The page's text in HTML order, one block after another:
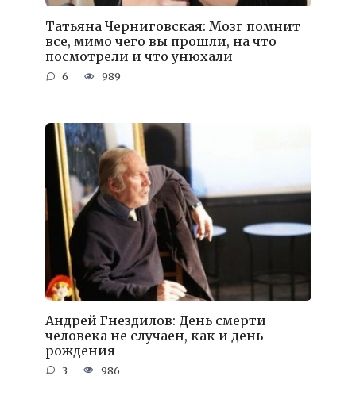
Татьяна Черниговская: Мозг помнит
все, мимо чего вы прошли, на что
посмотрели и что унюхали
6 989
Андрей Гнездилов: День смерти
человека не случаен, как и день
рождения
3 986